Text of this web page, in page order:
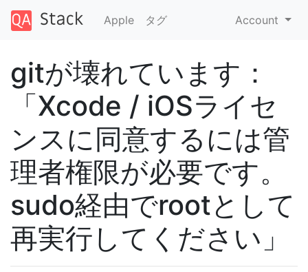
Apple タグ Account
gitが壊れています：
「Xcode / iOSライセ
ンスに同意するには管
理者権限が必要です。
sudo経由でrootとして
再実行してください」